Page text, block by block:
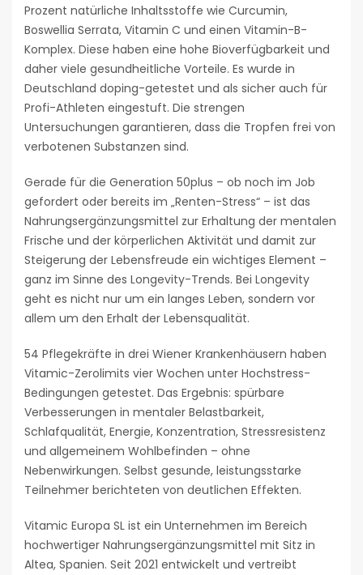
Prozent natürliche Inhaltsstoffe wie Curcumin,
Boswellia Serrata, Vitamin C und einen Vitamin-B-
Komplex. Diese haben eine hohe Bioverfügbarkeit und
daher viele gesundheitliche Vorteile. Es wurde in
Deutschland doping-getestet und als sicher auch für
Profi-Athleten eingestuft. Die strengen
Untersuchungen garantieren, dass die Tropfen frei von
verbotenen Substanzen sind.
Gerade für die Generation 50plus – ob noch im Job
gefordert oder bereits im „Renten-Stress“ – ist das
Nahrungsergänzungsmittel zur Erhaltung der mentalen
Frische und der körperlichen Aktivität und damit zur
Steigerung der Lebensfreude ein wichtiges Element –
ganz im Sinne des Longevity-Trends. Bei Longevity
geht es nicht nur um ein langes Leben, sondern vor
allem um den Erhalt der Lebensqualität.
54 Pflegekräfte in drei Wiener Krankenhäusern haben
Vitamic-Zerolimits vier Wochen unter Hochstress-
Bedingungen getestet. Das Ergebnis: spürbare
Verbesserungen in mentaler Belastbarkeit,
Schlafqualität, Energie, Konzentration, Stressresistenz
und allgemeinem Wohlbefinden – ohne
Nebenwirkungen. Selbst gesunde, leistungsstarke
Teilnehmer berichteten von deutlichen Effekten.
Vitamic Europa SL ist ein Unternehmen im Bereich
hochwertiger Nahrungsergänzungsmittel mit Sitz in
Altea, Spanien. Seit 2021 entwickelt und vertreibt